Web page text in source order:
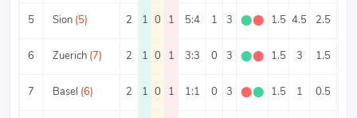
5 Sion (5) 2 1 0 1 5:4 1 3 ⬤⬤ 1.5 4.5 2.5
6 Zuerich (7) 2 1 0 1 3:3 0 3 ⬤⬤ 1.5 3 1.5
7 Basel (6) 2 1 0 1 1:1 0 3 ⬤⬤ 1.5 1 0.5